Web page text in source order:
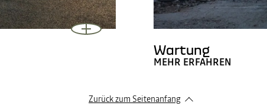
Wartung
MEHR ERFAHREN
Zurück zum Seitenanfang